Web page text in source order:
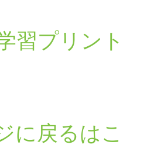
習プリント
に戻るはこ